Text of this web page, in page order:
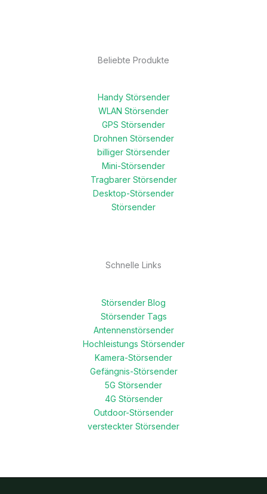
Beliebte Produkte
Handy Störsender
WLAN Störsender
GPS Störsender
Drohnen Störsender
billiger Störsender
Mini-Störsender
Tragbarer Störsender
Desktop-Störsender
Störsender
Schnelle Links
Störsender Blog
Störsender Tags
Antennenstörsender
Hochleistungs Störsender
Kamera-Störsender
Gefängnis-Störsender
5G Störsender
4G Störsender
Outdoor-Störsender
versteckter Störsender